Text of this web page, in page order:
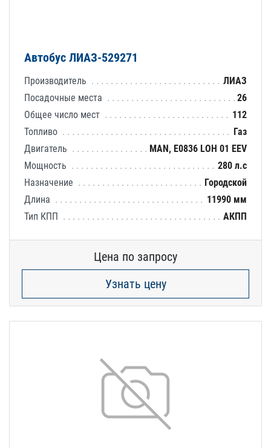
Автобус ЛИАЗ-529271
Производитель
ЛИАЗ
Посадочные места
26
Общее число мест
112
Топливо
Газ
Двигатель
MAN, Е0836 LOH 01 EEV
Мощность
280 л.с
Назначение
Городской
Длина
11990 мм
Тип КПП
АКПП
Цена по запросу
Узнать цену